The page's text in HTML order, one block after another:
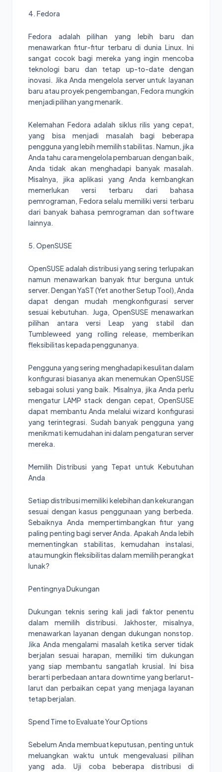
4. Fedora
Fedora adalah pilihan yang lebih baru dan
menawarkan fitur-fitur terbaru di dunia Linux. Ini
sangat cocok bagi mereka yang ingin mencoba
teknologi baru dan tetap up-to-date dengan
inovasi. Jika Anda mengelola server untuk layanan
baru atau proyek pengembangan, Fedora mungkin
menjadi pilihan yang menarik.
Kelemahan Fedora adalah siklus rilis yang cepat,
yang bisa menjadi masalah bagi beberapa
pengguna yang lebih memilih stabilitas. Namun, jika
Anda tahu cara mengelola pembaruan dengan baik,
Anda tidak akan menghadapi banyak masalah.
Misalnya, jika aplikasi yang Anda kembangkan
memerlukan versi terbaru dari bahasa
pemrograman, Fedora selalu memiliki versi terbaru
dari banyak bahasa pemrograman dan software
lainnya.
5. OpenSUSE
OpenSUSE adalah distribusi yang sering terlupakan
namun menawarkan banyak fitur berguna untuk
server. Dengan YaST (Yet another Setup Tool), Anda
dapat dengan mudah mengkonfigurasi server
sesuai kebutuhan. Juga, OpenSUSE menawarkan
pilihan antara versi Leap yang stabil dan
Tumbleweed yang rolling release, memberikan
fleksibilitas kepada penggunanya.
Pengguna yang sering menghadapi kesulitan dalam
konfigurasi biasanya akan menemukan OpenSUSE
sebagai solusi yang baik. Misalnya, jika Anda perlu
mengatur LAMP stack dengan cepat, OpenSUSE
dapat membantu Anda melalui wizard konfigurasi
yang terintegrasi. Sudah banyak pengguna yang
menikmati kemudahan ini dalam pengaturan server
mereka.
Memilih Distribusi yang Tepat untuk Kebutuhan
Anda
Setiap distribusi memiliki kelebihan dan kekurangan
sesuai dengan kasus penggunaan yang berbeda.
Sebaiknya Anda mempertimbangkan fitur yang
paling penting bagi server Anda. Apakah Anda lebih
mementingkan stabilitas, kemudahan instalasi,
atau mungkin fleksibilitas dalam memilih perangkat
lunak?
Pentingnya Dukungan
Dukungan teknis sering kali jadi faktor penentu
dalam memilih distribusi. Jakhoster, misalnya,
menawarkan layanan dengan dukungan nonstop.
Jika Anda mengalami masalah ketika server tidak
berjalan sesuai harapan, memiliki tim dukungan
yang siap membantu sangatlah krusial. Ini bisa
berarti perbedaan antara downtime yang berlarut-
larut dan perbaikan cepat yang menjaga layanan
tetap berjalan.
Spend Time to Evaluate Your Options
Sebelum Anda membuat keputusan, penting untuk
meluangkan waktu untuk mengevaluasi pilihan
yang ada. Uji coba beberapa distribusi di